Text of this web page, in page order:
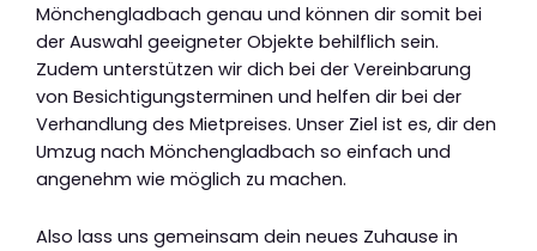
Mönchengladbach genau und können dir somit bei
der Auswahl geeigneter Objekte behilflich sein.
Zudem unterstützen wir dich bei der Vereinbarung
von Besichtigungsterminen und helfen dir bei der
Verhandlung des Mietpreises. Unser Ziel ist es, dir den
Umzug nach Mönchengladbach so einfach und
angenehm wie möglich zu machen.
Also lass uns gemeinsam dein neues Zuhause in